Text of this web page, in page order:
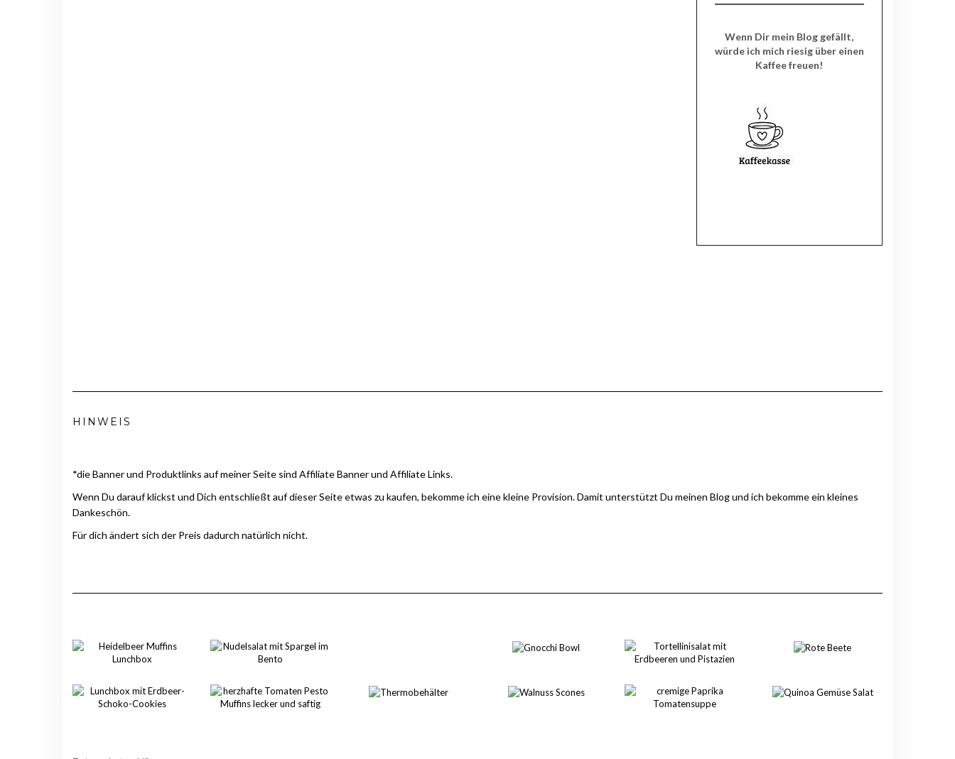
Wenn Dir mein Blog gefällt,
würde ich mich riesig über einen
Kaffee freuen!
HINWEIS
*die Banner und Produktlinks auf meiner Seite sind Affiliate Banner und Affiliate Links.
Wenn Du darauf klickst und Dich entschließt auf dieser Seite etwas zu kaufen, bekomme ich eine kleine Provision. Damit unterstützt Du meinen Blog und ich bekomme ein kleines
Dankeschön.
Für dich ändert sich der Preis dadurch natürlich nicht.